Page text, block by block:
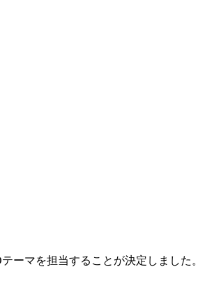
ーマを担当することが決定しました。